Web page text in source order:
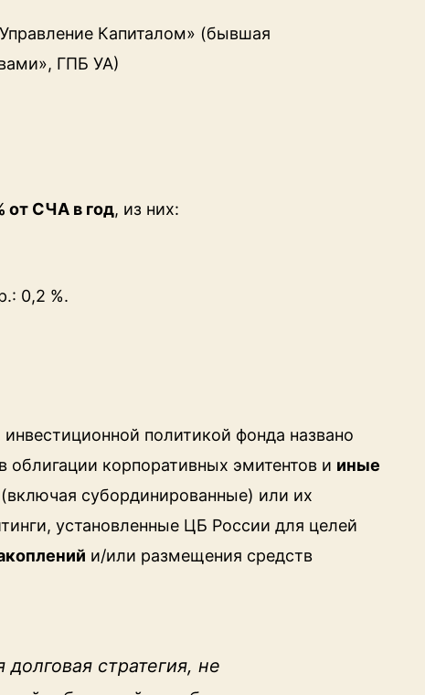
Капиталом» (бывшая
ГПБ УА)
от СЧА в год, из них:
0,2 %.
инвестиционной политикой фонда названо
в облигации корпоративных эмитентов и иные
субординированные) или их
установленные ЦБ России для целей
и/или размещения средств
долговая стратегия, не